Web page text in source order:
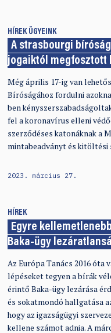
HÍREK ÜGYEINK
A strasbourgi
jogaiktól megfosztott
Még április 17-ig van
Bíróságához fordulni
ben
fel a koronavírus elleni
szerződéses katonáknak a
mintabeadványt és
2023. március 27.
HÍREK
Egyre
Baka-ügy
Az Európa Tanács 2016 óta
lépéseket tegyen a bírák
érintő Baka-ügy lezárása
és sokatmondó hallgatása
hogy az igazságügyi
kellene számot adnia. A